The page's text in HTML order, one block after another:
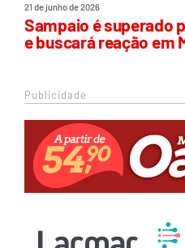
21 de junho de 2026
Sampaio é superado
e buscará reação em
Publicidade